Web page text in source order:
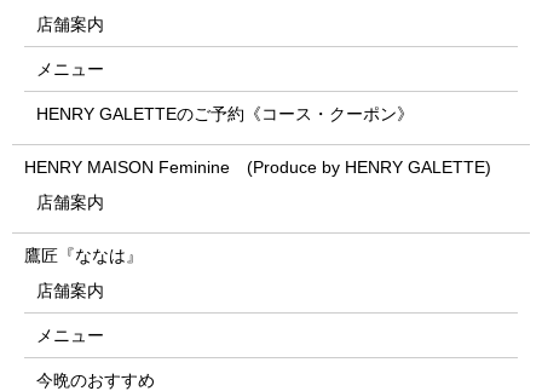
店舗案内
メニュー
HENRY GALETTEのご予約《コース・クーポン》
HENRY MAISON Feminine (Produce by HENRY GALETTE)
店舗案内
鷹匠『ななは』
店舗案内
メニュー
今晩のおすすめ